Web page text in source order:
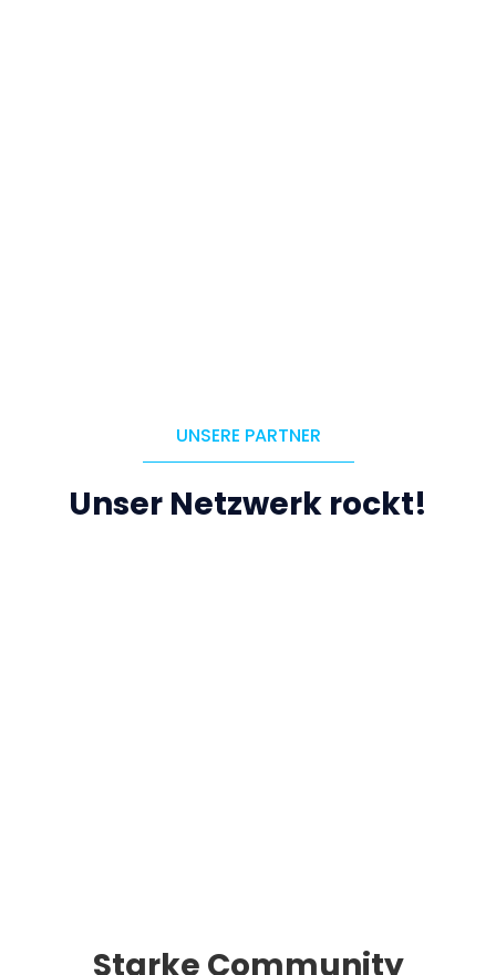
UNSERE PARTNER
Unser Netzwerk rockt!
Starke Community